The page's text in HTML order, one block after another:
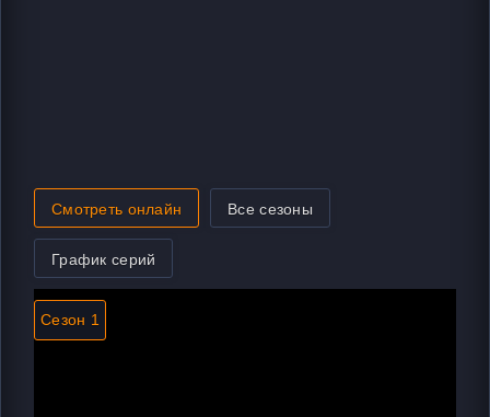
Смотреть онлайн Все сезоны
График серий
Сезон 1